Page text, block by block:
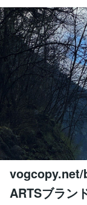
vogcopy.net/
ARTSブラン